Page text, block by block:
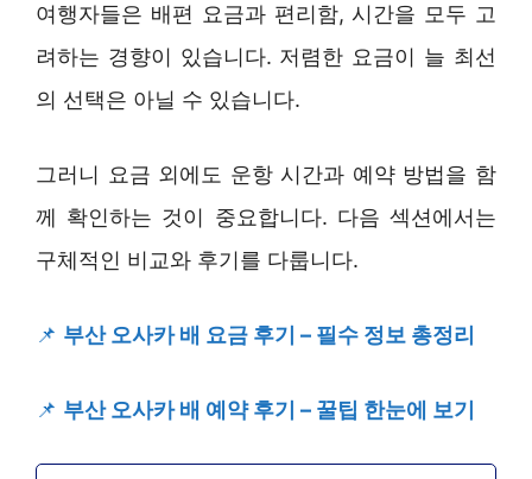
여행자들은 배편 요금과 편리함, 시간을 모두 고
려하는 경향이 있습니다. 저렴한 요금이 늘 최선
의 선택은 아닐 수 있습니다.
그러니 요금 외에도 운항 시간과 예약 방법을 함
께 확인하는 것이 중요합니다. 다음 섹션에서는
구체적인 비교와 후기를 다룹니다.
📌 부산 오사카 배 요금 후기 – 필수 정보 총정리
📌 부산 오사카 배 예약 후기 – 꿀팁 한눈에 보기